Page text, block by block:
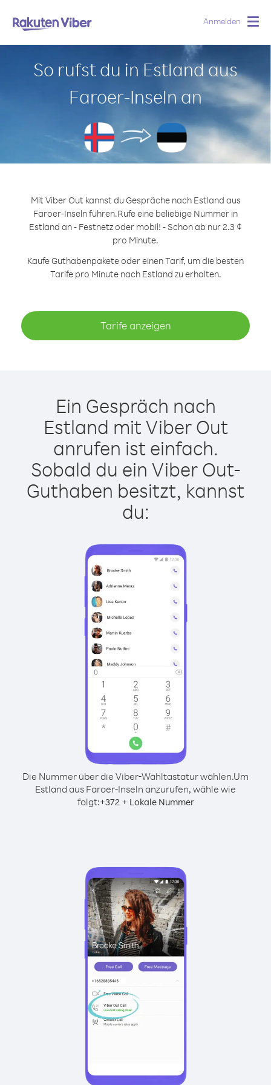
Anmelden
So rufst du in Estland aus
Faroer-Inseln an
Mit Viber Out kannst du Gespräche nach Estland aus
Faroer-Inseln führen.Rufe eine beliebige Nummer in
Estland an - Festnetz oder mobil! - Schon ab nur 2.3 ¢
pro Minute.
Kaufe Guthabenpakete oder einen Tarif, um die besten
Tarife pro Minute nach Estland zu erhalten.
Tarife anzeigen
Ein Gespräch nach
Estland mit Viber Out
anrufen ist einfach.
Sobald du ein Viber Out-
Guthaben besitzt, kannst
du:
Die Nummer über die Viber-Wähltastatur wählen.Um
Estland aus Faroer-Inseln anzurufen, wähle wie
folgt:+372+ Lokale Nummer